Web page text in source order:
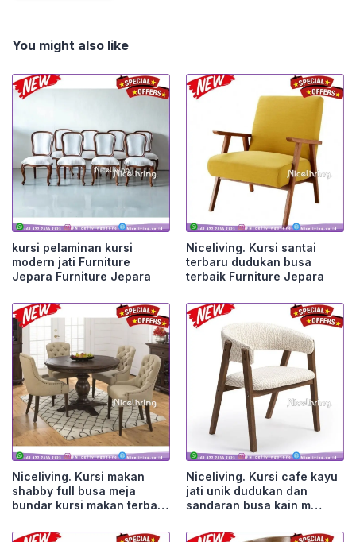
You might also like
kursi pelaminan kursi
modern jati Furniture
Jepara Furniture Jepara
Niceliving. Kursi santai
terbaru dudukan busa
terbaik Furniture Jepara
Niceliving. Kursi makan
shabby full busa meja
bundar kursi makan terba
Niceliving. Kursi cafe kayu
jati unik dudukan dan
sandaran busa kain m